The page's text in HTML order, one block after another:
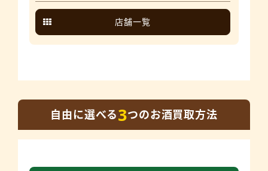
店舗一覧
自由に選べる3つのお酒買取方法